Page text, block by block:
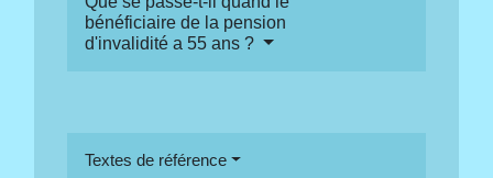
bénéficiaire de la pension
d'invalidité a 55 ans ?
Textes de référence